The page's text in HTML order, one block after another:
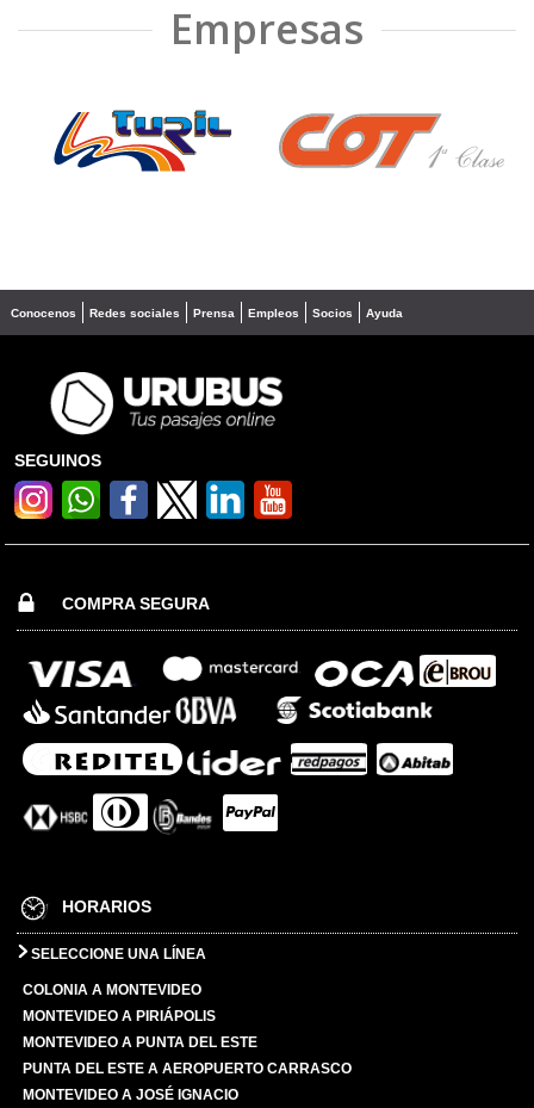
Empresas
❮ ❯
Conocenos Redes sociales Prensa Empleos Socios Ayuda
SEGUINOS
COMPRA SEGURA
HORARIOS
SELECCIONE UNA LÍNEA
COLONIA A MONTEVIDEO
MONTEVIDEO A PIRIÁPOLIS
MONTEVIDEO A PUNTA DEL ESTE
PUNTA DEL ESTE A AEROPUERTO CARRASCO
MONTEVIDEO A JOSÉ IGNACIO